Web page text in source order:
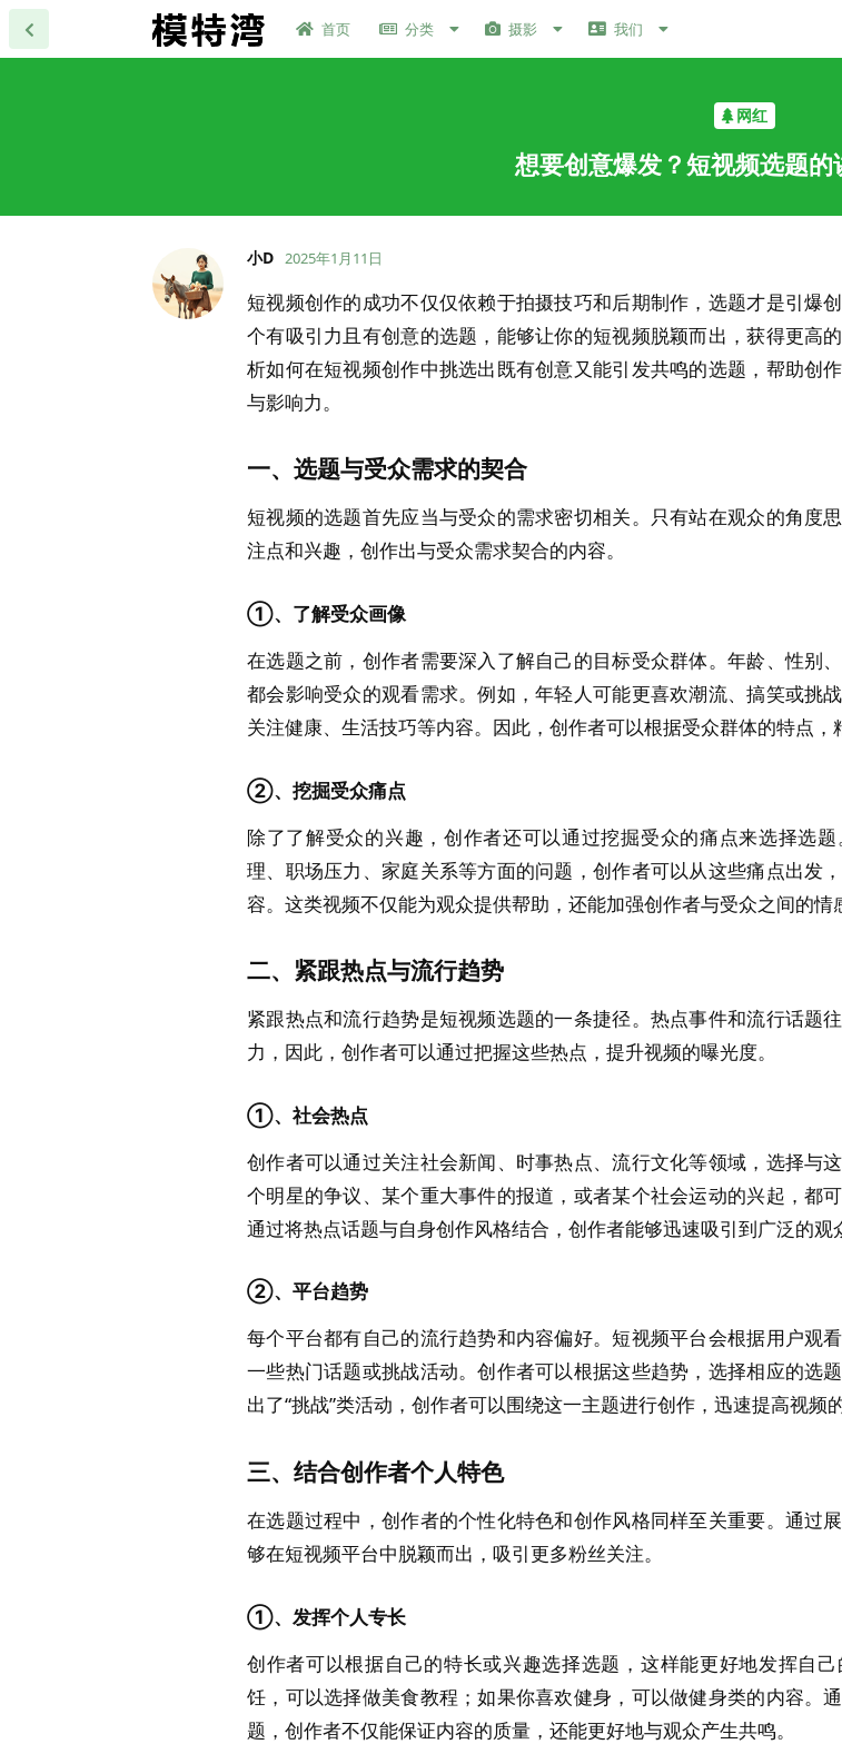
首页 分类 摄影 我们
网红
想要创意爆发？短视频选题的
小D 2025年1月11日
短视频创作的成功不仅仅依赖于拍摄技巧和后期制作，选题才是引爆
个有吸引力且有创意的选题，能够让你的短视频脱颖而出，获得更高
析如何在短视频创作中挑选出既有创意又能引发共鸣的选题，帮助创
与影响力。
一、选题与受众需求的契合
短视频的选题首先应当与受众的需求密切相关。只有站在观众的角度
注点和兴趣，创作出与受众需求契合的内容。
①、了解受众画像
在选题之前，创作者需要深入了解自己的目标受众群体。年龄、性别
都会影响受众的观看需求。例如，年轻人可能更喜欢潮流、搞笑或挑
关注健康、生活技巧等内容。因此，创作者可以根据受众群体的特点，
②、挖掘受众痛点
除了了解受众的兴趣，创作者还可以通过挖掘受众的痛点来选择选
理、职场压力、家庭关系等方面的问题，创作者可以从这些痛点出发
容。这类视频不仅能为观众提供帮助，还能加强创作者与受众之间的情
二、紧跟热点与流行趋势
紧跟热点和流行趋势是短视频选题的一条捷径。热点事件和流行话题
力，因此，创作者可以通过把握这些热点，提升视频的曝光度。
①、社会热点
创作者可以通过关注社会新闻、时事热点、流行文化等领域，选择与
个明星的争议、某个重大事件的报道，或者某个社会运动的兴起，都
通过将热点话题与自身创作风格结合，创作者能够迅速吸引到广泛的观
②、平台趋势
每个平台都有自己的流行趋势和内容偏好。短视频平台会根据用户观
一些热门话题或挑战活动。创作者可以根据这些趋势，选择相应的选
出了“挑战”类活动，创作者可以围绕这一主题进行创作，迅速提高视频
三、结合创作者个人特色
在选题过程中，创作者的个性化特色和创作风格同样至关重要。通过
够在短视频平台中脱颖而出，吸引更多粉丝关注。
①、发挥个人专长
创作者可以根据自己的特长或兴趣选择选题，这样能更好地发挥自
饪，可以选择做美食教程；如果你喜欢健身，可以做健身类的内容。
题，创作者不仅能保证内容的质量，还能更好地与观众产生共鸣。